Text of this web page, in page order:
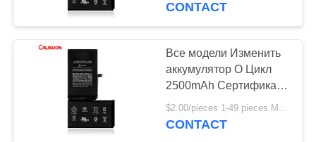
PRIVACY
POLICY
CONTACT
Все модели Изменить
аккумулятор O Цикл
2500mAh Сертификат
CE Для iPhone Xs Max
$2.00/pieces 1-49 pieces MOQ:3 части
CONTACT